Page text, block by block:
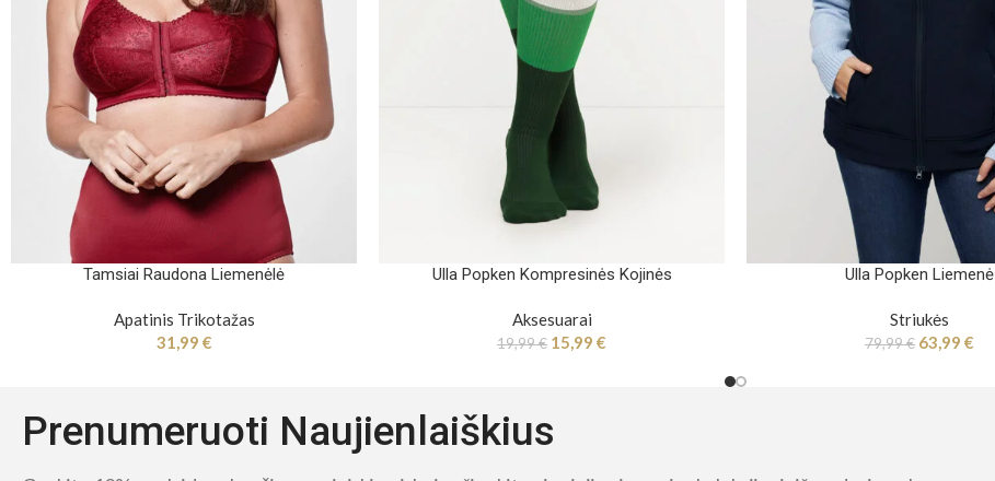
Tamsiai Raudona Liemenėlė
Apatinis Trikotažas
31,99 €
Ulla Popken Kompresinės Kojinės
Aksesuarai
19,99€ 15,99 €
Ulla Popken Liemenė
Striukės
79,99€ 63,99 €
Prenumeruoti Naujienlaiškius